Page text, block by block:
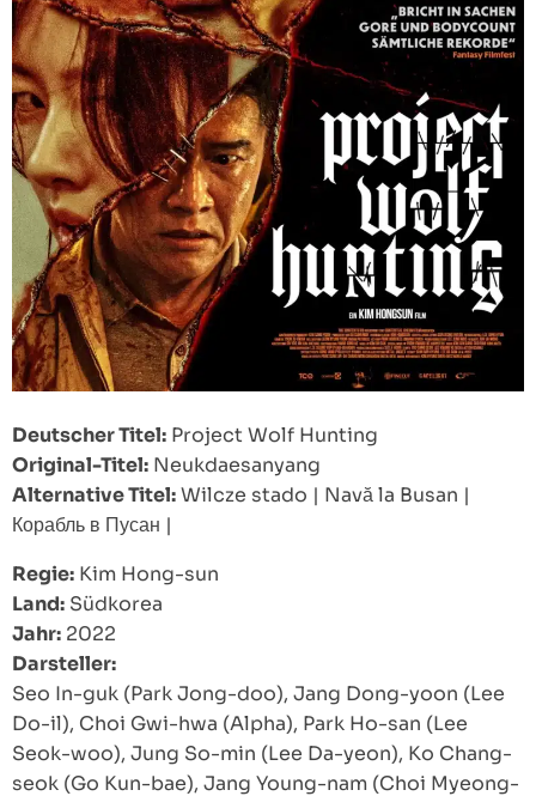
Deutscher Titel: Project Wolf Hunting
Original-Titel: Neukdaesanyang
Alternative Titel:Wilcze stado | Navă la Busan |
Корабль в Пусан |
Regie: Kim Hong-sun
Land: Südkorea
Jahr: 2022
Darsteller:
Seo In-guk (Park Jong-doo), Jang Dong-yoon (Lee
Do-il), Choi Gwi-hwa (Alpha), Park Ho-san (Lee
Seok-woo), Jung So-min (Lee Da-yeon), Ko Chang-
seok (Go Kun-bae), Jang Young-nam (Choi Myeong-